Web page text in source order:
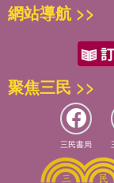
網站導航 >>
聚焦三民 >>
三民書局